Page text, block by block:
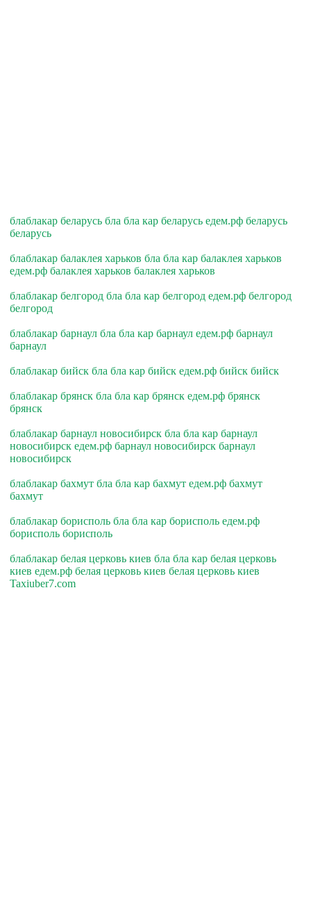
блаблакар беларусь бла бла кар беларусь едем.рф беларусь
беларусь
блаблакар балаклея харьков бла бла кар балаклея харьков
едем.рф балаклея харьков балаклея харьков
блаблакар белгород бла бла кар белгород едем.рф белгород
белгород
блаблакар барнаул бла бла кар барнаул едем.рф барнаул
барнаул
блаблакар бийск бла бла кар бийск едем.рф бийск бийск
блаблакар брянск бла бла кар брянск едем.рф брянск
брянск
блаблакар барнаул новосибирск бла бла кар барнаул
новосибирск едем.рф барнаул новосибирск барнаул
новосибирск
блаблакар бахмут бла бла кар бахмут едем.рф бахмут
бахмут
блаблакар борисполь бла бла кар борисполь едем.рф
борисполь борисполь
блаблакар белая церковь киев бла бла кар белая церковь
киев едем.рф белая церковь киев белая церковь киев
Taxiuber7.com